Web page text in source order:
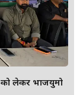
को लेकर भाजयुमो